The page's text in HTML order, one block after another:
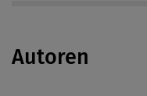
Autoren